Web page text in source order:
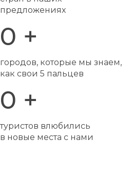
предложениях
0 +
городов, которые мы знаем,
как свои 5 пальцев
0 +
туристов влюбились
в новые места с нами